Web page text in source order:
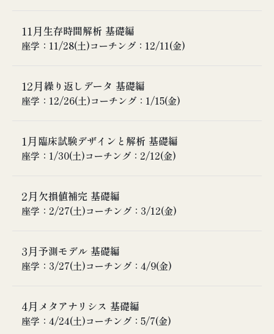
④ リスク比とリスク差
⑤ リスク差とNNT（治療必要数）
⑧ 順序ロジスティック回帰
講義概要
① 因果推論における交絡とは
③ 多変量解析
④ 多変量解析に入れる説明変数の選び方
ション
⑦ 傾向スコアマッチング
⑨ 多変量解析における症例数計算
11月生存時間解析 基礎編
座学：11/28(土)コーチング：12/11(金)
講義概要
① リスクとレートのレビュー
④ 比例ハザード性とは
⑤ 複合エンドポイント
⑧ 時間依存性Cox比例ハザード回帰
⑨ 時間で変わる曝露とエンドポイント
12月繰り返しデータ 基礎編
座学：12/26(土)コーチング：1/15(金)
講義概要
① 独立の比較と対応のあるデータの比較
④ Analysis of Covariance （ANCOVA)
⑤ 固定効果モデル
⑧ 一般化線形混合モデル
1月臨床試験デザインと解析 基礎編
座学：1/30(土)コーチング：2/12(金)
講義概要
① 単群試験、並行群間比較試験、
④ 背景表にP値を入れない
⑤ 背景因子の調整
⑧ 治療クロスオーバー
⑨ ゲートキーピング法 （多重性の問題、有意水準
2月欠損値補完 基礎編
座学：2/27(土)コーチング：3/12(金)
講義概要
① データが欠損するとどうなるか
④ 平均値による補完法など従来の補完法
⑤ 多重補完法、Multiple Imputation（コンセプ
3月予測モデル 基礎編
座学：3/27(土)コーチング：4/9(金)
講義概要
① ICUせん妄診断ツール開発
4月メタアナリシス 基礎編
座学：4/24(土)コーチング：5/7(金)